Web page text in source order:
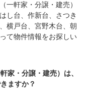
一軒家・分譲・建売）
し台、作新台、さつき
横戸台、宮野木台、朝
て物件情報をお探しい
家・分譲・建売）は、
ますか？